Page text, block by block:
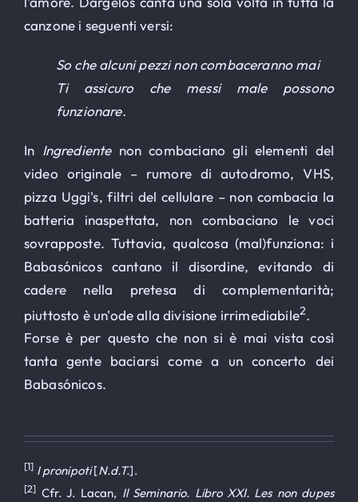
canzone i seguenti versi:
So che alcuni pezzi non combaceranno mai
Ti assicuro che messi male possono
funzionare.
In Ingredientenon combaciano gli elementi del
video originale – rumore di autodromo, VHS,
pizza Uggi's, filtri del cellulare – non combacia la
batteria inaspettata, non combaciano le voci
sovrapposte. Tuttavia, qualcosa (mal)funziona: i
Babasónicos cantano il disordine, evitando di
cadere nella pretesa di complementarità;
piuttosto è un'ode alla divisione irrimediabile2.
Forse è per questo che non si è mai vista così
tanta gente baciarsi come a un concerto dei
Babasónicos.
[1] I pronipoti[N.d.T.].
[2] Cfr. J. Lacan, Il Seminario. Libro XXI. Les non dupes